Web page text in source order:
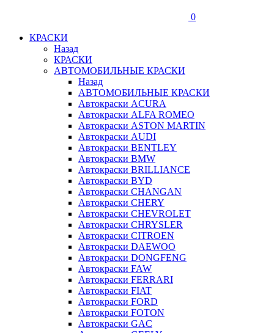
0
КРАСКИ
Назад
КРАСКИ
АВТОМОБИЛЬНЫЕ КРАСКИ
Назад
АВТОМОБИЛЬНЫЕ КРАСКИ
Автокраски ACURA
Автокраски ALFA ROMEO
Автокраски ASTON MARTIN
Автокраски AUDI
Автокраски BENTLEY
Автокраски BMW
Автокраски BRILLIANCE
Автокраски BYD
Автокраски CHANGAN
Автокраски CHERY
Автокраски CHEVROLET
Автокраски CHRYSLER
Автокраски CITROEN
Автокраски DAEWOO
Автокраски DONGFENG
Автокраски FAW
Автокраски FERRARI
Автокраски FIAT
Автокраски FORD
Автокраски FOTON
Автокраски GAC